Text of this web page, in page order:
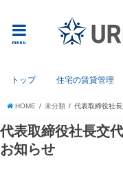
menu
トップ 住宅の賃貸管理
HOME 未分類 代表取締役社
代表取締役社長交
お知らせ